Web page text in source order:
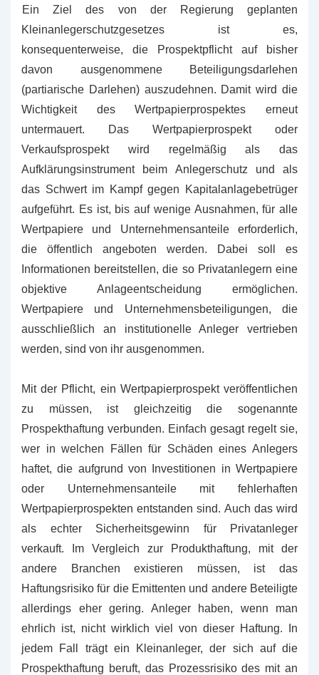
Ein Ziel des von der Regierung geplanten
Kleinanlegerschutzgesetzes ist es,
konsequenterweise, die Prospektpflicht auf bisher
davon ausgenommene Beteiligungsdarlehen
(partiarische Darlehen) auszudehnen. Damit wird die
Wichtigkeit des Wertpapierprospektes erneut
untermauert. Das Wertpapierprospekt oder
Verkaufsprospekt wird regelmäßig als das
Aufklärungsinstrument beim Anlegerschutz und als
das Schwert im Kampf gegen Kapitalanlagebetrüger
aufgeführt. Es ist, bis auf wenige Ausnahmen, für alle
Wertpapiere und Unternehmensanteile erforderlich,
die öffentlich angeboten werden. Dabei soll es
Informationen bereitstellen, die so Privatanlegern eine
objektive Anlageentscheidung ermöglichen.
Wertpapiere und Unternehmensbeteiligungen, die
ausschließlich an institutionelle Anleger vertrieben
werden, sind von ihr ausgenommen.
Mit der Pflicht, ein Wertpapierprospekt veröffentlichen
zu müssen, ist gleichzeitig die sogenannte
Prospekthaftung verbunden. Einfach gesagt regelt sie,
wer in welchen Fällen für Schäden eines Anlegers
haftet, die aufgrund von Investitionen in Wertpapiere
oder Unternehmensanteile mit fehlerhaften
Wertpapierprospekten entstanden sind. Auch das wird
als echter Sicherheitsgewinn für Privatanleger
verkauft. Im Vergleich zur Produkthaftung, mit der
andere Branchen existieren müssen, ist das
Haftungsrisiko für die Emittenten und andere Beteiligte
allerdings eher gering. Anleger haben, wenn man
ehrlich ist, nicht wirklich viel von dieser Haftung. In
jedem Fall trägt ein Kleinanleger, der sich auf die
Prospekthaftung beruft, das Prozessrisiko des mit an